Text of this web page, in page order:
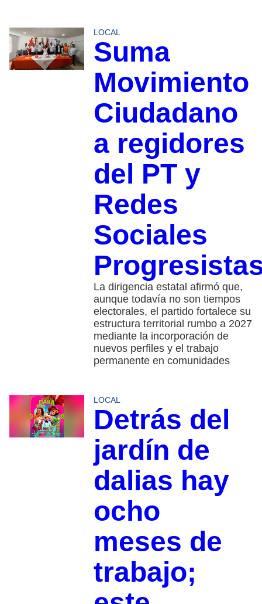
LOCAL
Suma
Movimiento
Ciudadano
a regidores
del PT y
Redes
Sociales
La dirigencia estatal afirmó que,
aunque todavía no son tiempos
electorales, el partido fortalece su
estructura territorial rumbo a 2027
mediante la incorporación de
nuevos perfiles y el trabajo
permanente en comunidades
LOCAL
Detrás del
jardín de
dalias hay
ocho
meses de
trabajo;